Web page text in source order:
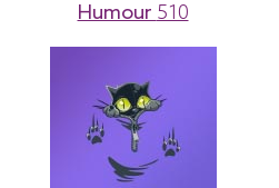
Humour 510